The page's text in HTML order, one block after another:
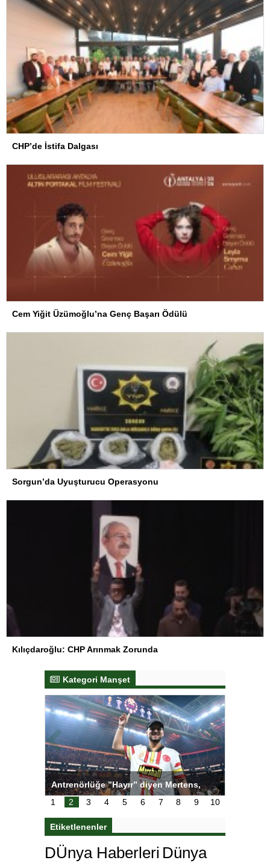
CHP’de İstifa Dalgası
Cem Yiğit Üzümoğlu’na Genç Başarı Ödülü
Sorgun’da Uyuşturucu Operasyonu
Kılıçdaroğlu: CHP Arınmak Zorunda
Kategori Manşet
Antrenörlüğe ”Hayır” diyen Mertens,
Galatasaray’dan bakın ne istedi
1
2 3 4 5 6 7 8 9 10
Etiketlenenler
DÜnya Haberleri Dünya